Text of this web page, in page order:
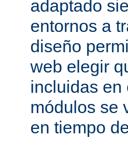
adaptado
entornos a
diseño
web elegir
incluidas en
módulos se
en tiempo